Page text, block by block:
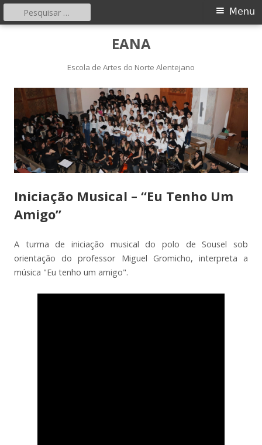
EANA
Escola de Artes do Norte Alentejano
Menu
principal
Menu
Pesquisar
por:
Iniciação Musical – “Eu Tenho Um
Amigo”
A turma de iniciação musical do polo de Sousel sob
orientação do professor Miguel Gromicho, interpreta a
música "Eu tenho um amigo".